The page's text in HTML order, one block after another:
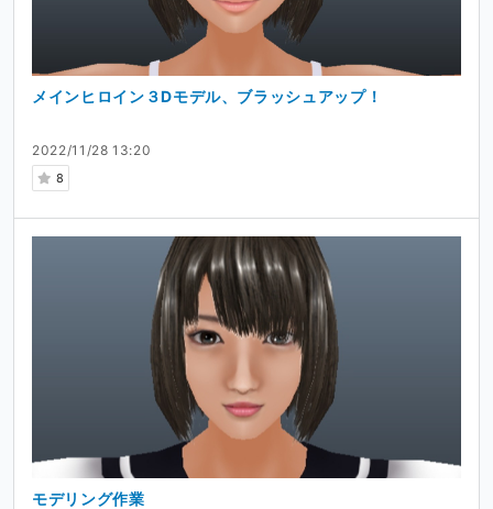
2022/11/28 13:20
8
メインヒロイン３Dモデル、ブラッシュアップ！
モデリング作業